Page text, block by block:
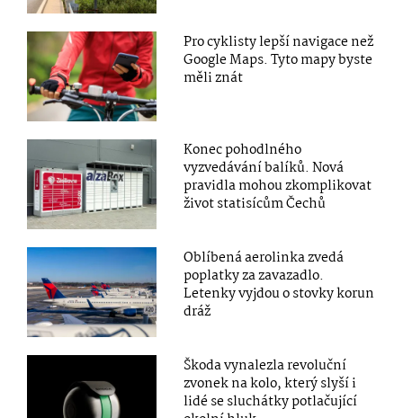
Pro cyklisty lepší navigace než
Google Maps. Tyto mapy byste
měli znát
Konec pohodlného
vyzvedávání balíků. Nová
pravidla mohou zkomplikovat
život statisícům Čechů
Oblíbená aerolinka zvedá
poplatky za zavazadlo.
Letenky vyjdou o stovky korun
dráž
Škoda vynalezla revoluční
zvonek na kolo, který slyší i
lidé se sluchátky potlačující